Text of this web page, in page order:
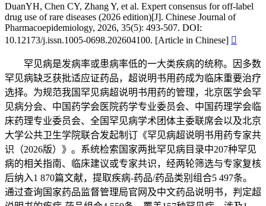
DuanYH, Chen CY, Zhang Y, et al. Expert consensus for off-label
drug use of rare diseases (2026 edition)[J]. Chinese Journal of
Pharmacoepidemiology, 2026, 35(5): 493-507. DOI:
10.12173/j.issn.1005-0698.202604100. [Article in Chinese] 
罕见病是发病率或患病率低的一大类疾病的统称。因多数
罕见病缺乏获批适应证药品，超说明书用药成为临床重要治疗
选择。为规范我国罕见病超说明书用药的管理，北京医学会罕
见病分会、中国药学会医院药学专业委员会、中国药理学会临
床药理专业委员会、全国罕见病学术团体主委联席会以及北京
大学公共卫生学院联合发起制订《罕见病超说明书用药专家共
识（2026版）》。系统检索国家两批罕见病目录中207种罕见
病的相关指南、临床建议或专家共识，经两轮筛选与专家复核
后纳入1 870篇文献，提取疾病-药品/药品类别组合5 497条。
通过查询国家药品监督管理局官网及中文药品说明书，判定超